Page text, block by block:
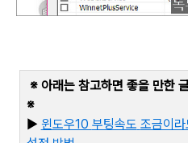
※ 아래는 참고하면 좋을 만한
※
▶ 윈도우10 부팅속도 조금이라